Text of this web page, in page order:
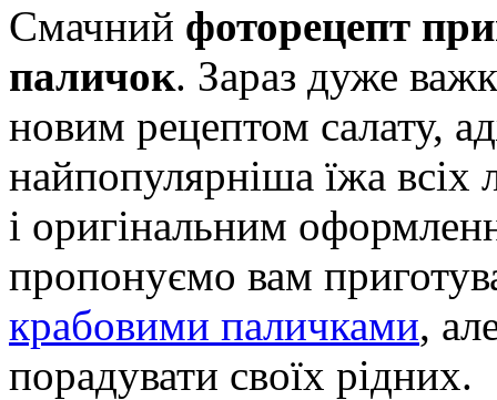
Смачний фоторецепт
паличок. Зараз дуже
новим рецептом салату,
найпопулярніша їжа
і оригінальним
пропонуємо вам
крабовими паличками,
порадувати своїх рідних.